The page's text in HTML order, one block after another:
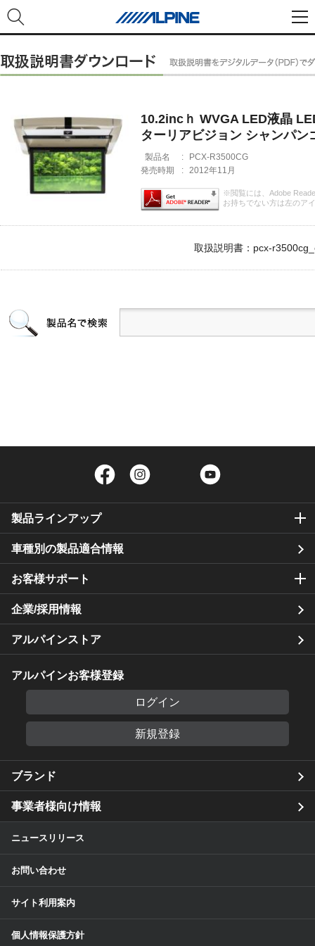
10.2incｈ WVGA LED液晶
ターリアビジョン シャンパン
製品名 :
PCX-R3500CG
発売時期
: 2012年11月
※閲覧には、Adobe
お持ちでない方は左のア
取扱説明書：pcx-
Facebook Twitter
製品ラインアップ
車種別の製品適合情報
お客様サポート
企業/採用情報
アルパインストア
アルパインお客様登録
ログイン
新規登録
ブランド
事業者様向け情報
ニュースリリース
お問い合わせ
サイト利用案内
個人情報保護方針